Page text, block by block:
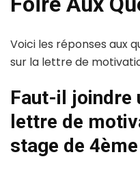
Voici les réponses aux
sur la lettre de
Faut-il joindre
lettre de
stage de